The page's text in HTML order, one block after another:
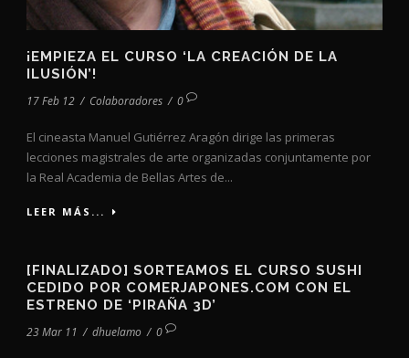
¡EMPIEZA EL CURSO ‘LA CREACIÓN DE LA
ILUSIÓN’!
17 Feb 12 / Colaboradores / 0
El cineasta Manuel Gutiérrez Aragón dirige las primeras
lecciones magistrales de arte organizadas conjuntamente por
la Real Academia de Bellas Artes de...
LEER MÁS...
[FINALIZADO] SORTEAMOS EL CURSO SUSHI
CEDIDO POR COMERJAPONES.COM CON EL
ESTRENO DE ‘PIRAÑA 3D’
23 Mar 11 / dhuelamo / 0